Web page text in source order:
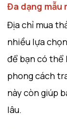
Đa dạng mẫu
Địa chỉ mua
nhiều lựa
để bạn có thể
phong cách
này còn giúp
lâu.